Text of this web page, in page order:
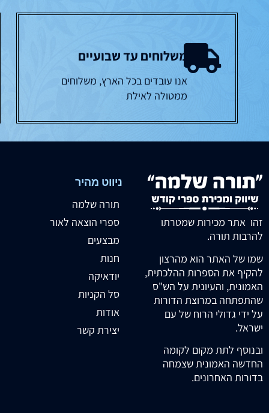
משלוחים עד שבועיים
אנו עובדים בכל הארץ, משלוחים
ממטולה לאילת
זהו אתר מכירות שמטרתו
להרבות תורה.
שמו של האתר הוא מהרצון
להקיף את הספרות ההלכתית,
האמונית, והעיונית על הש"ס
שהתפתחה במרוצת הדורות
על ידי גדולי הרוח של עם
ישראל.
ובנוסף לתת מקום לקומה
החדשה האמונית שצמחה
בדורות האחרונים.
ניווט מהיר
תורה שלמה
ספרי הוצאה לאור
מבצעים
חנות
יודאיקה
סל הקניות
אודות
יצירת קשר